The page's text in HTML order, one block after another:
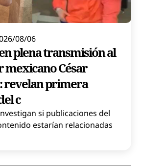
08/06
plena transmisión al
César
revelan primera
c
si publicaciones del
estarían relacionadas